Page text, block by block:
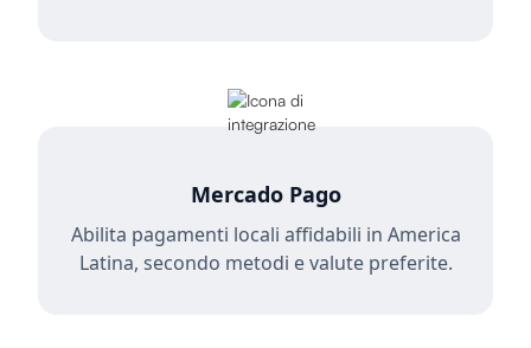
Mercado Pago
Abilita pagamenti locali affidabili in America
Latina, secondo metodi e valute preferite.